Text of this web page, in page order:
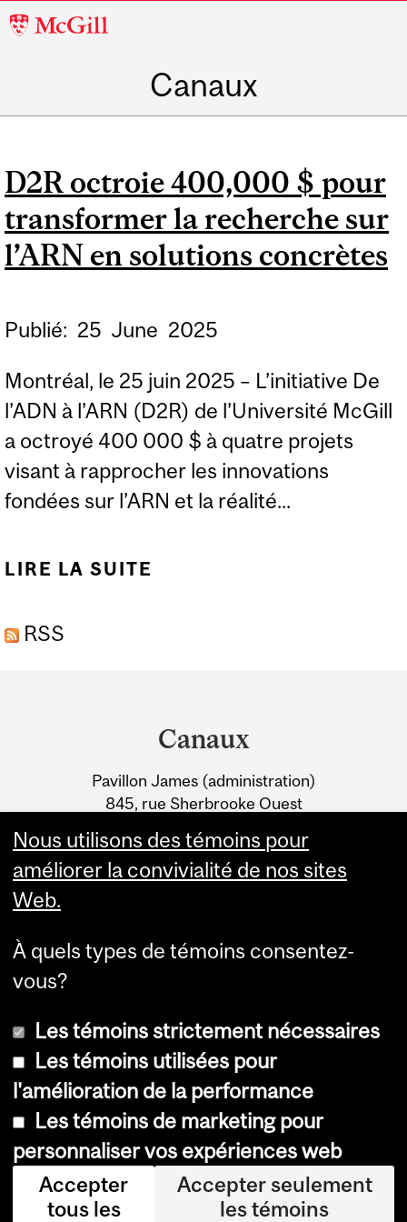
McGill
Canaux
D2R octroie 400,000 $ pour
transformer la recherche sur
l’ARN en solutions concrètes
Publié: 25 June 2025
Montréal, le 25 juin 2025 – L’initiative De
l’ADN à l’ARN (D2R) de l’Université McGill
a octroyé 400 000 $ à quatre projets
visant à rapprocher les innovations
fondées sur l’ARN et la réalité...
LIRE LA SUITE
RSS
Information
Canaux
Pavillon James (administration)
845, rue Sherbrooke Ouest
© Université McGill, 2026
Accessibilité
Avis sur les témoins
Paramètres des témoins
Nous utilisons des témoins pour
améliorer la convivialité de nos sites
Web.
À quels types de témoins consentez-
vous?
Les témoins strictement nécessaires
Les témoins utilisées pour
l'amélioration de la performance
Les témoins de marketing pour
personnaliser vos expériences web
Accepter
tous les
Accepter seulement
les témoins